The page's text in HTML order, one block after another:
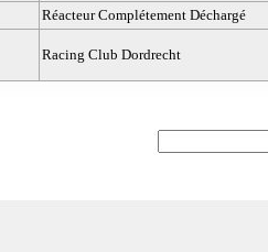
Réacteur Complétement Déchargé
Racing Club Dordrecht